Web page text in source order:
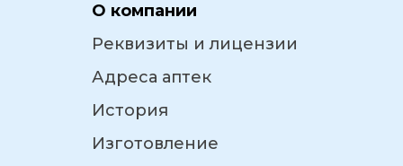
О компании
Реквизиты и лицензии
Адреса аптек
История
Изготовление